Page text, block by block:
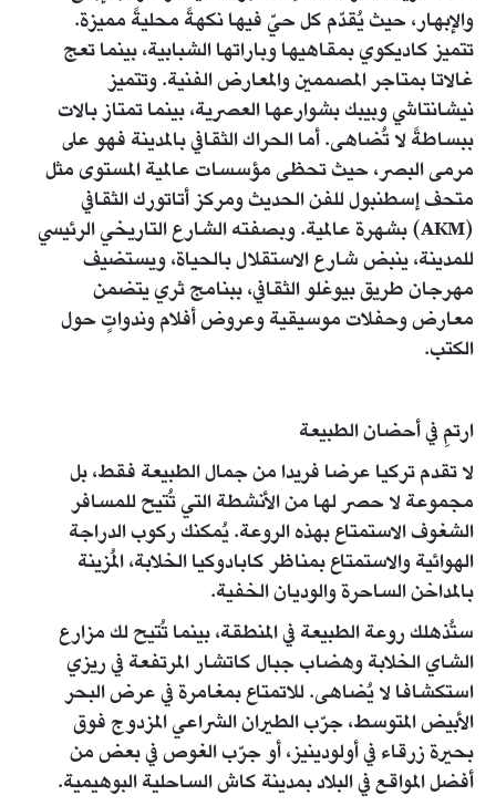
والإبهار، حيث يُقدّم كل حيّ فيها نكهةً محليةً مميزة.
تتميز كاديكوي بمقاهيها وباراتها الشبابية، بينما تعج
غالاتا بمتاجر المصممين والمعارض الفنية. وتتميز
نيشانتاشي وبيبك بشوارعها العصرية، بينما تمتاز بالات
ببساطةً لا تُضاهى. أما الحراك الثقافي بالمدينة فهو على
مرمى البصر، حيث تحظى مؤسسات عالمية المستوى مثل
متحف إسطنبول للفن الحديث ومركز أتاتورك الثقافي
(AKM) بشهرة عالمية. وبصفته الشارع التاريخي الرئيسي
للمدينة، ينبض شارع الاستقلال بالحياة، ويستضيف
مهرجان طريق بيوغلو الثقافي، ببنامج ثري يتضمن
معارض وحفلات موسيقية وعروض أفلام وندواتٍ حول
الكتب.
ارتمِ في أحضان الطبيعة
لا تقدم تركيا عرضا فريدا من جمال الطبيعة فقط، بل
مجموعة لا حصر لها من الأنشطة التي تُتيح للمسافر
الشغوف الاستمتاع بهذه الروعة. يُمكنك ركوب الدراجة
الهوائية والاستمتاع بمناظر كابادوكيا الخلابة، المُزينة
بالمداخن الساحرة والوديان الخفية.
ستُذهلك روعة الطبيعة في المنطقة، بينما تُتيح لك مزارع
الشاي الخلابة وهضاب جبال كاتشار المرتفعة في ريزي
استكشافا لا يُضاهى. للاتمتاع بمغامرة في عرض البحر
الأبيض المتوسط، جرّب الطيران الشراعي المزدوج فوق
بحيرة زرقاء في أولودينيز، أو جرّب الغوص في بعض من
أفضل المواقع في البلاد بمدينة كاش الساحلية البوهيمية.